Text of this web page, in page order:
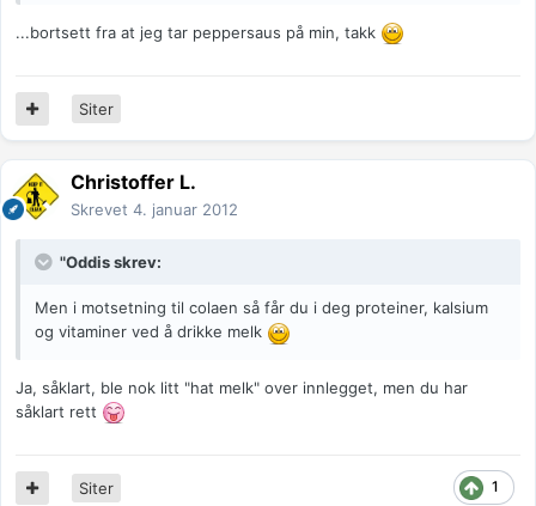
...bortsett fra at jeg tar peppersaus på min, takk
Siter
Christoffer L.
Skrevet 4. januar 2012
"Oddis skrev:
Men i motsetning til colaen så får du i deg proteiner, kalsium
og vitaminer ved å drikke melk
Ja, såklart, ble nok litt "hat melk" over innlegget, men du har
såklart rett
1
Siter